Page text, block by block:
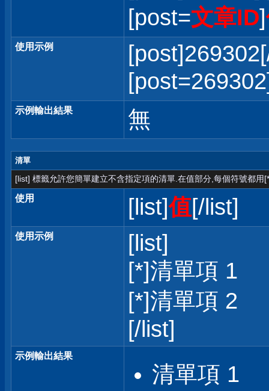
[post=文章ID]
使用示例
示例輸出結果 無
清單
[list] 標籤允許您簡單建立不含指定項的清單.在值部分,每個符號都用
使用 [list]值[/list]
使用示例
[list]
[*]清單項 1
[*]清單項 2
[/list]
示例輸出結果
清單項 1